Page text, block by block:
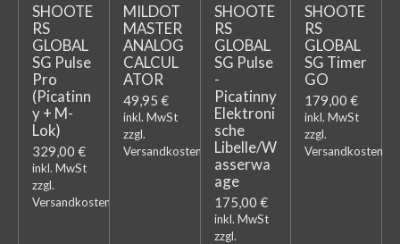
SHOOTE
RS
GLOBAL
SG Pulse
Pro
(Picatinn
y + M-
Lok)
329,00 €
inkl. MwSt
zzgl.
Versandkosten
MILDOT
MASTER
ANALOG
CALCUL
ATOR
49,95 €
inkl. MwSt
zzgl.
Versandkosten
SHOOTE
RS
GLOBAL
SG Pulse
-
Picatinny
Elektroni
sche
Libelle/W
asserwa
age
175,00 €
inkl. MwSt
zzgl.
SHOOTE
RS
GLOBAL
SG Timer
GO
179,00 €
inkl. MwSt
zzgl.
Versandkosten